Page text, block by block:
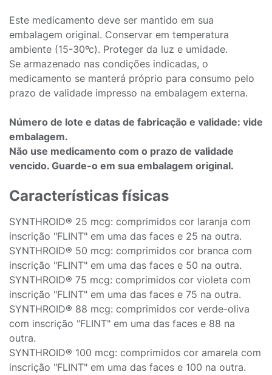
Este medicamento deve ser mantido em sua
embalagem original. Conservar em temperatura
ambiente (15-30ºc). Proteger da luz e umidade.
Se armazenado nas condições indicadas, o
medicamento se manterá próprio para consumo pelo
prazo de validade impresso na embalagem externa.
Número de lote e datas de fabricação e validade: vide
embalagem.
Não use medicamento com o prazo de validade
vencido. Guarde-o em sua embalagem original.
Características físicas
SYNTHROID® 25 mcg: comprimidos cor laranja com
inscrição "FLINT" em uma das faces e 25 na outra.
SYNTHROID® 50 mcg: comprimidos cor branca com
inscrição "FLINT" em uma das faces e 50 na outra.
SYNTHROID® 75 mcg: comprimidos cor violeta com
inscrição "FLINT" em uma das faces e 75 na outra.
SYNTHROID® 88 mcg: comprimidos cor verde-oliva
com inscrição "FLINT" em uma das faces e 88 na
outra.
SYNTHROID® 100 mcg: comprimidos cor amarela com
inscrição "FLINT" em uma das faces e 100 na outra.